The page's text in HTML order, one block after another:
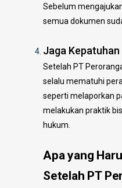
Sebelum
semua dokumen
Jaga Kepatuhan
Setelah PT
selalu mematuhi
seperti melaporkan
melakukan praktik
hukum.
Apa yang
Setelah PT